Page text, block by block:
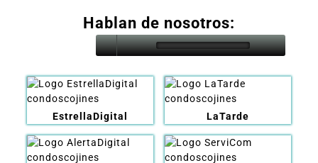
Hablan de nosotros:
EstrellaDigital LaTarde